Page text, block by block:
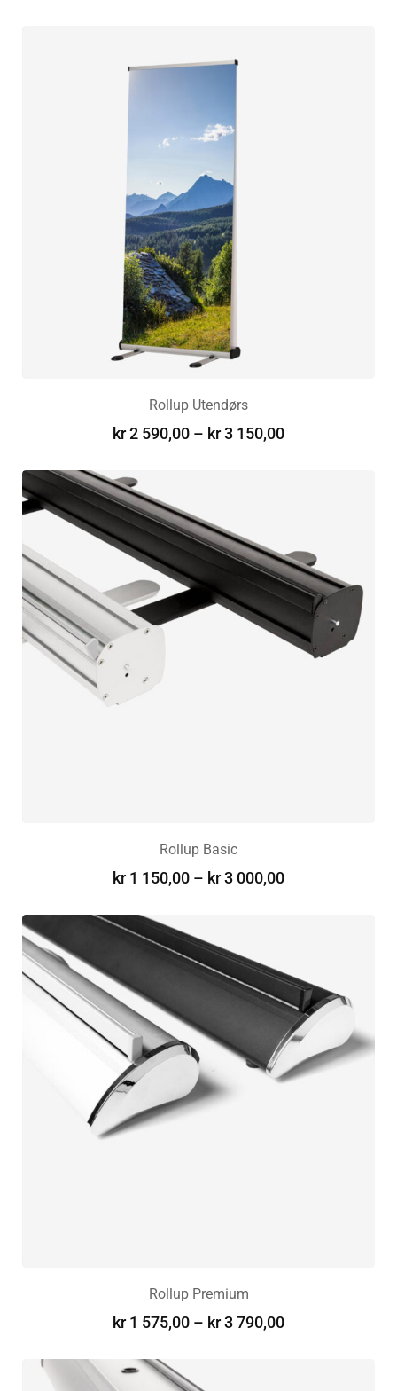
Rollup Utendørs
kr2 590,00 – kr3 150,00
Rollup Basic
kr1 150,00 – kr3 000,00
Rollup Premium
kr1 575,00 – kr3 790,00